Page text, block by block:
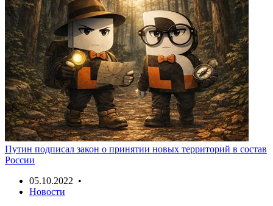
Путин подписал закон о принятии новых территорий в состав
России
05.10.2022 •
Новости